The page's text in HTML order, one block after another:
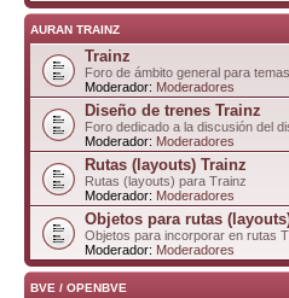
AURAN TRAINZ
Trainz
Foro de ámbito general para
Moderador: Moderadores
Diseño de trenes Trainz
Foro dedicado a la discusión del
Moderador: Moderadores
Rutas (layouts) Trainz
Rutas (layouts) para Trainz
Moderador: Moderadores
Objetos para rutas
Objetos para incorporar en rutas
Moderador: Moderadores
BVE / OPENBVE